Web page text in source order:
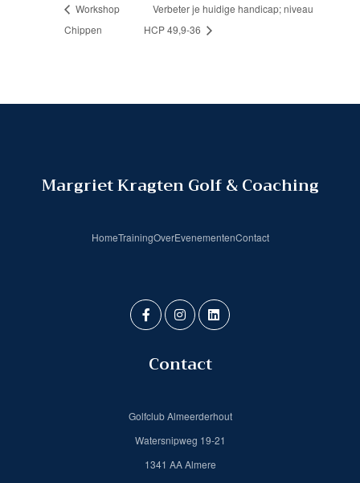
Workshop
Chippen
Verbeter je huidige handicap; niveau
HCP 49,9-36
Margriet Kragten Golf & Coaching
HomeTrainingOverEvenementenContact
Contact
Golfclub Almeerderhout
Watersnipweg 19-21
1341 AA Almere